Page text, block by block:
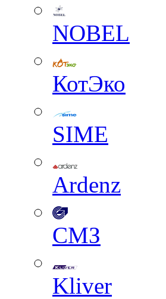
NOBEL
КотЭко
SIME
Ardenz
СМЗ
Kliver